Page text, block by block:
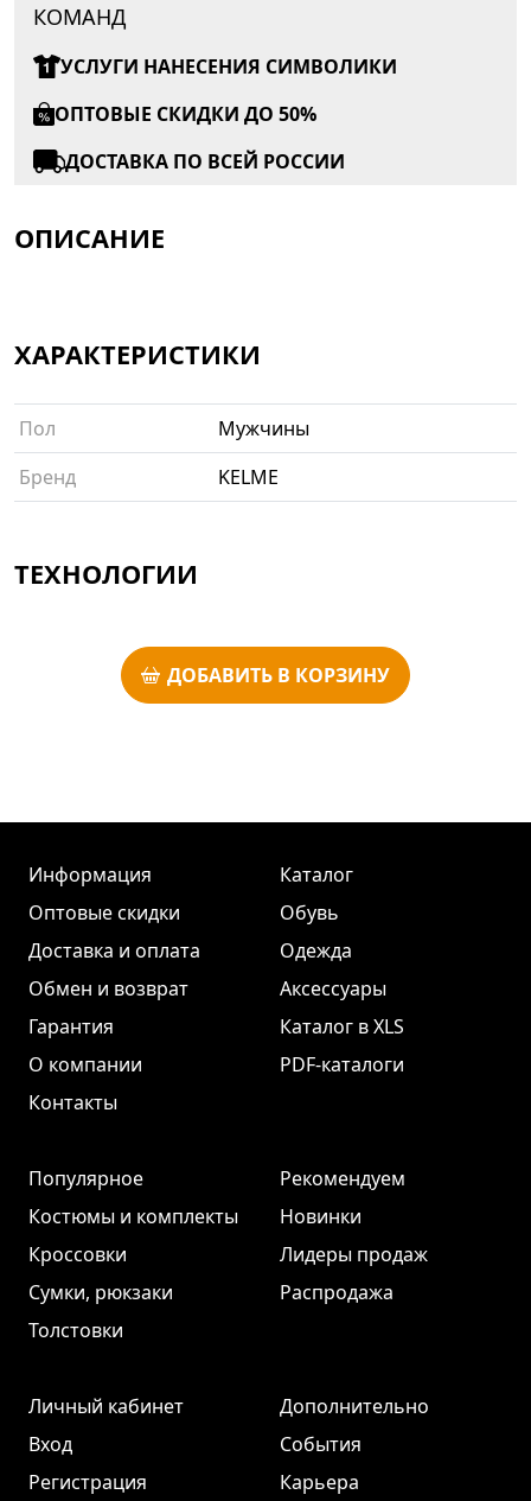
КОМАНД
УСЛУГИ НАНЕСЕНИЯ СИМВОЛИКИ
ОПТОВЫЕ СКИДКИ ДО 50%
ДОСТАВКА ПО ВСЕЙ РОССИИ
ОПИСАНИЕ
ХАРАКТЕРИСТИКИ
Пол
Мужчины
Бренд
KELME
ТЕХНОЛОГИИ
ДОБАВИТЬ В КОРЗИНУ
Информация
Оптовые скидки
Доставка и оплата
Обмен и возврат
Гарантия
О компании
Контакты
Каталог
Обувь
Одежда
Аксессуары
Каталог в XLS
PDF-каталоги
Популярное
Костюмы и комплекты
Кроссовки
Сумки, рюкзаки
Толстовки
Рекомендуем
Новинки
Лидеры продаж
Распродажа
Личный кабинет
Вход
Регистрация
Дополнительно
События
Карьера